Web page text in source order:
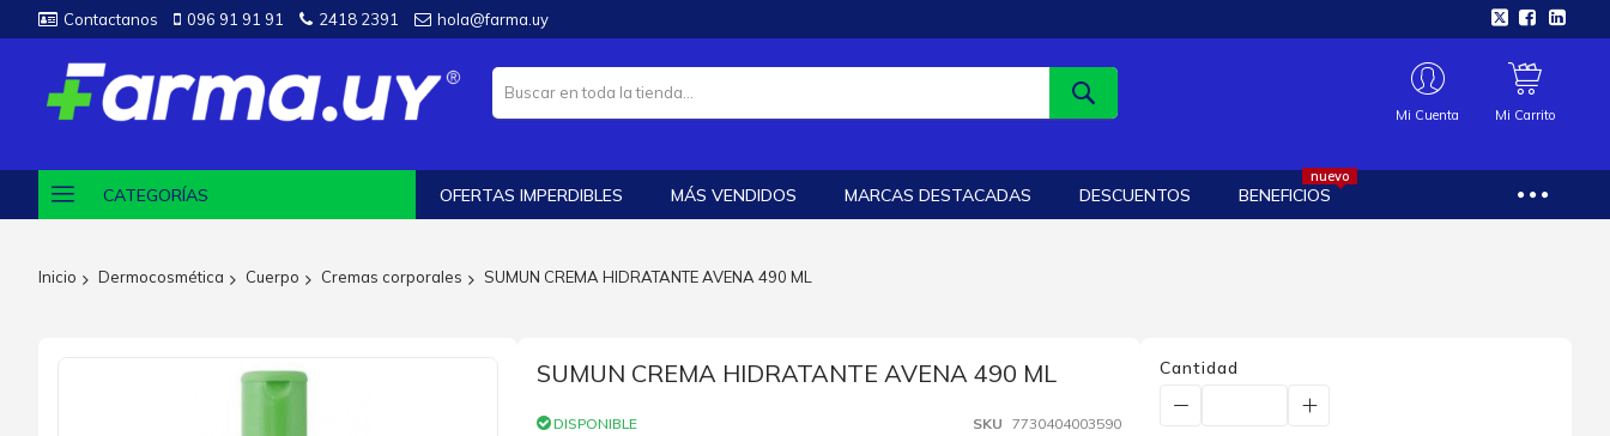
Contactanos 096 91 91 91 2418 2391 hola@farma.uy
Mi Cuenta Mi Carrito
CATEGORÍAS OFERTAS IMPERDIBLES MÁS VENDIDOS MARCAS DESTACADAS DESCUENTOS BENEFICIOS
nuevo
Inicio Dermocosmética Cuerpo Cremas corporales SUMUN CREMA HIDRATANTE AVENA 490 ML
SUMUN CREMA HIDRATANTE AVENA 490 ML
DISPONIBLE SKU 7730404003590
Cantidad